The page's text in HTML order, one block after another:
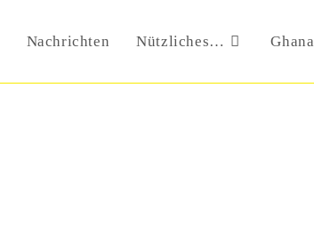
Nachrichten Nützliches… Ghana